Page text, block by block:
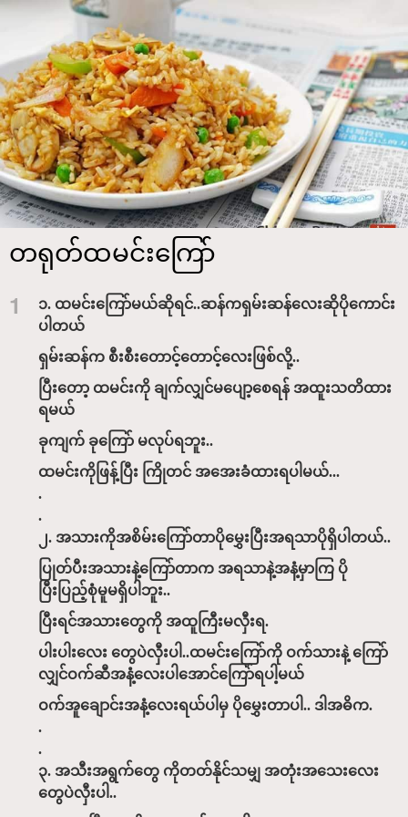
တရုတ်ထမင်းကြော်
1
၁. ထမင်းကြော်မယ်ဆိုရင်..ဆန်ကရှမ်းဆန်လေးဆိုပိုကောင်း
ပါတယ်
ရှမ်းဆန်က စီးစီးတောင့်တောင့်လေးဖြစ်လို့..
ပြီးတော့ ထမင်းကို ချက်လျှင်မပျော့စေရန် အထူးသတိထား
ရမယ်
ခုကျက် ခုကြော် မလုပ်ရဘူး..
ထမင်းကိုဖြန့်ပြီး ကြိုတင် အအေးခံထားရပါမယ်...
.
.
၂. အသားကိုအစိမ်းကြော်တာပိုမွှေးပြီးအရသာပိုရှိပါတယ်..
ပြုတ်ပီးအသားနဲ့ကြော်တာက အရသာနဲ့အနံ့မှာကြ ပို
ပြီးပြည့်စုံမူမရှိပါဘူး..
ပြီးရင်အသားတွေကို အထူကြီးမလှီးရ.
ပါးပါးလေး တွေပဲလှီးပါ..ထမင်းကြော်ကို ဝက်သားနဲ့ ကြော်
လျှင်ဝက်ဆီအနံ့လေးပါအောင်ကြော်ရပါ့မယ်
ဝက်အူချောင်းအနံ့လေးရယ်ပါမှ ပိုမွှေးတာပါ.. ဒါအဓိက.
.
.
၃. အသီးအရွက်တွေ ကိုတတ်နိုင်သမျှ အတုံးအသေးလေး
တွေပဲလှီးပါ..